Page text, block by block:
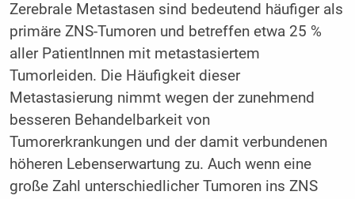
Zerebrale Metastasen sind bedeutend häufiger als
primäre ZNS-Tumoren und betreffen etwa 25 %
aller PatientInnen mit metastasiertem
Tumorleiden. Die Häufigkeit dieser
Metastasierung nimmt wegen der zunehmend
besseren Behandelbarkeit von
Tumorerkrankungen und der damit verbundenen
höheren Lebenserwartung zu. Auch wenn eine
große Zahl unterschiedlicher Tumoren ins ZNS